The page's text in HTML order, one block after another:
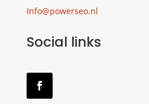
Info@powerseo.nl
Social links